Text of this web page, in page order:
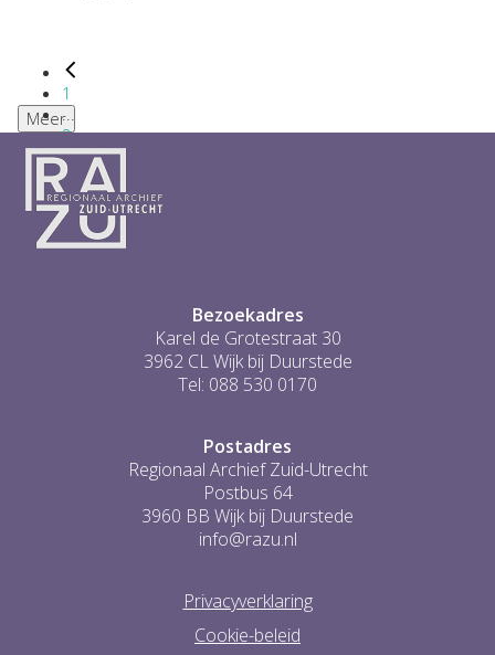
1
...
2
3
4
5
6
...
Meer
Bezoekadres
Karel de Grotestraat 30
3962 CL Wijk bij Duurstede
Tel: 088 530 0170
Postadres
Regionaal Archief Zuid-Utrecht
Postbus 64
3960 BB Wijk bij Duurstede
info@razu.nl
Privacyverklaring
Cookie-beleid